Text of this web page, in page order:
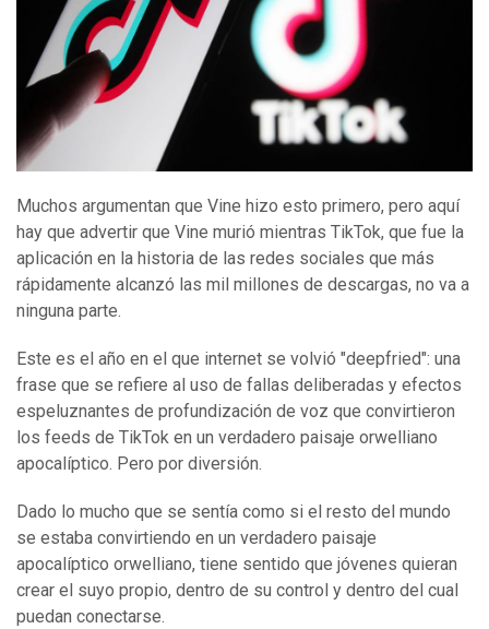
Muchos argumentan que Vine hizo esto primero, pero aquí
hay que advertir que Vine murió mientras TikTok, que fue la
aplicación en la historia de las redes sociales que más
rápidamente alcanzó las mil millones de descargas, no va a
ninguna parte.
Este es el año en el que internet se volvió "deepfried": una
frase que se refiere al uso de fallas deliberadas y efectos
espeluznantes de profundización de voz que convirtieron
los feeds de TikTok en un verdadero paisaje orwelliano
apocalíptico. Pero por diversión.
Dado lo mucho que se sentía como si el resto del mundo
se estaba convirtiendo en un verdadero paisaje
apocalíptico orwelliano, tiene sentido que jóvenes quieran
crear el suyo propio, dentro de su control y dentro del cual
puedan conectarse.